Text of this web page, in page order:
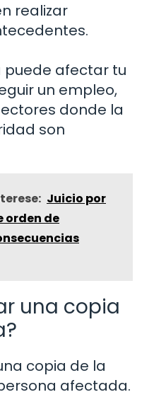
realizar
puede afectar tu
un empleo,
donde la
son
Juicio por
orden de
una copia
copia de la
afectada.